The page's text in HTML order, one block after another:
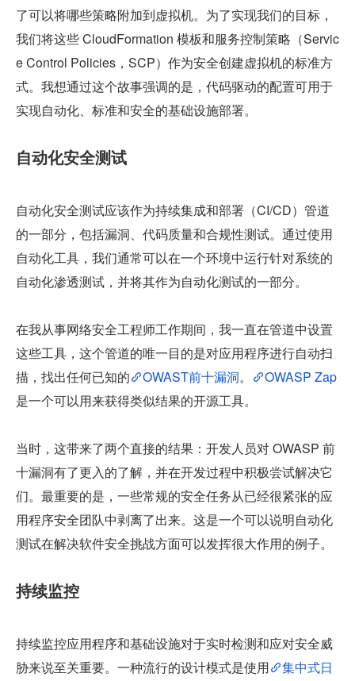
了可以将哪些策略附加到虚拟机。为了实现我们的目标，
我们将这些 CloudFormation 模板和服务控制策略（Servic
e Control Policies，SCP）作为安全创建虚拟机的标准方
式。我想通过这个故事强调的是，代码驱动的配置可用于
实现自动化、标准和安全的基础设施部署。
自动化安全测试
自动化安全测试应该作为持续集成和部署（CI/CD）管道
的一部分，包括漏洞、代码质量和合规性测试。通过使用
自动化工具，我们通常可以在一个环境中运行针对系统的
自动化渗透测试，并将其作为自动化测试的一部分。
在我从事网络安全工程师工作期间，我一直在管道中设置
这些工具，这个管道的唯一目的是对应用程序进行自动扫
描，找出任何已知的
OWAST前十漏洞。
OWASP Zap
是一个可以用来获得类似结果的开源工具。
当时，这带来了两个直接的结果：开发人员对 OWASP 前
十漏洞有了更入的了解，并在开发过程中积极尝试解决它
们。最重要的是，一些常规的安全任务从已经很紧张的应
用程序安全团队中剥离了出来。这是一个可以说明自动化
测试在解决软件安全挑战方面可以发挥很大作用的例子。
持续监控
持续监控应用程序和基础设施对于实时检测和应对安全威
胁来说至关重要。一种流行的设计模式是使用
集中式日